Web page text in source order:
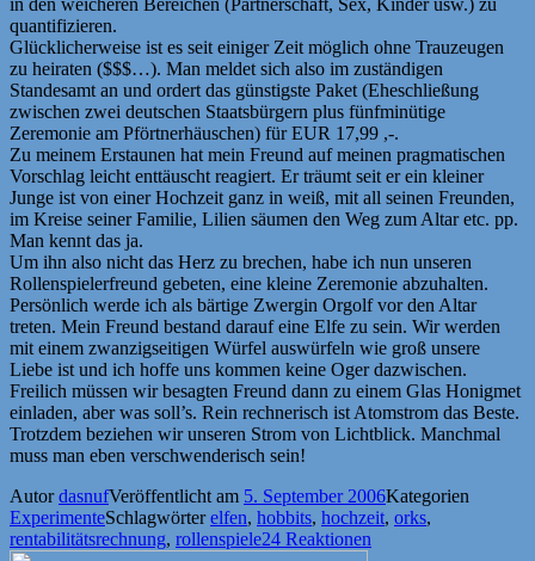
quantifizieren.
Glücklicherweise ist es seit einiger Zeit möglich ohne Trauzeugen
zu heiraten ($$$…). Man meldet sich also im zuständigen
Standesamt an und ordert das günstigste Paket (Eheschließung
zwischen zwei deutschen Staatsbürgern plus fünfminütige
Zeremonie am Pförtnerhäuschen) für EUR 17,99 ,-.
Zu meinem Erstaunen hat mein Freund auf meinen pragmatischen
Vorschlag leicht enttäuscht reagiert. Er träumt seit er ein kleiner
Junge ist von einer Hochzeit ganz in weiß, mit all seinen Freunden,
im Kreise seiner Familie, Lilien säumen den Weg zum Altar etc. pp.
Man kennt das ja.
Um ihn also nicht das Herz zu brechen, habe ich nun unseren
Rollenspielerfreund gebeten, eine kleine Zeremonie abzuhalten.
Persönlich werde ich als bärtige Zwergin Orgolf vor den Altar
treten. Mein Freund bestand darauf eine Elfe zu sein. Wir werden
mit einem zwanzigseitigen Würfel auswürfeln wie groß unsere
Liebe ist und ich hoffe uns kommen keine Oger dazwischen.
Freilich müssen wir besagten Freund dann zu einem Glas Honigmet
einladen, aber was soll’s. Rein rechnerisch ist Atomstrom das Beste.
Trotzdem beziehen wir unseren Strom von Lichtblick. Manchmal
muss man eben verschwenderisch sein!
AutordasnufVeröffentlicht am 5. September 2006Kategorien
ExperimenteSchlagwörterelfen, hobbits, hochzeit, orks,
rentabilitätsrechnung, rollenspiele24 Reaktionen